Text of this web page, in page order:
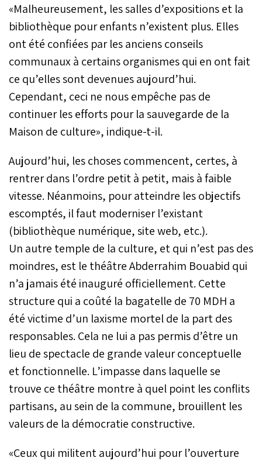
«Malheureusement, les salles d’expositions et la
bibliothèque pour enfants n’existent plus. Elles
ont été confiées par les anciens conseils
communaux à certains organismes qui en ont fait
ce qu’elles sont devenues aujourd’hui.
Cependant, ceci ne nous empêche pas de
continuer les efforts pour la sauvegarde de la
Maison de culture», indique-t-il.
Aujourd’hui, les choses commencent, certes, à
rentrer dans l’ordre petit à petit, mais à faible
vitesse. Néanmoins, pour atteindre les objectifs
escomptés, il faut moderniser l’existant
(bibliothèque numérique, site web, etc.).
Un autre temple de la culture, et qui n’est pas des
moindres, est le théâtre Abderrahim Bouabid qui
n’a jamais été inauguré officiellement. Cette
structure qui a coûté la bagatelle de 70 MDH a
été victime d’un laxisme mortel de la part des
responsables. Cela ne lui a pas permis d’être un
lieu de spectacle de grande valeur conceptuelle
et fonctionnelle. L’impasse dans laquelle se
trouve ce théâtre montre à quel point les conflits
partisans, au sein de la commune, brouillent les
valeurs de la démocratie constructive.
«Ceux qui militent aujourd’hui pour l’ouverture